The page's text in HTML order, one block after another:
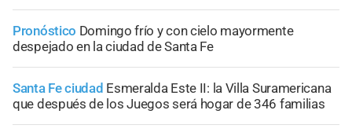
Pronóstico Domingo frío y con cielo mayormente
despejado en la ciudad de Santa Fe
Santa Fe ciudad Esmeralda Este II: la Villa Suramericana
que después de los Juegos será hogar de 346 familias